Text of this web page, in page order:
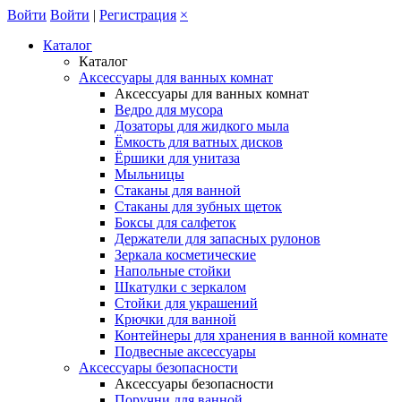
Войти Войти | Регистрация ×
Каталог
Каталог
Аксессуары для ванных комнат
Аксессуары для ванных комнат
Ведро для мусора
Дозаторы для жидкого мыла
Ёмкость для ватных дисков
Ёршики для унитаза
Мыльницы
Стаканы для ванной
Стаканы для зубных щеток
Боксы для салфеток
Держатели для запасных рулонов
Зеркала косметические
Напольные стойки
Шкатулки с зеркалом
Стойки для украшений
Крючки для ванной
Контейнеры для хранения в ванной комнате
Подвесные аксессуары
Аксессуары безопасности
Аксессуары безопасности